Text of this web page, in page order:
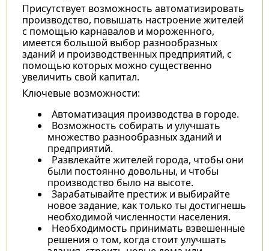
Присутствует возможность автоматизировать
производство, повышать настроение жителей
с помощью карнавалов и мороженного,
имеется большой выбор разнообразных
зданий и производственных предприятий, с
помощью которых можно существенно
увеличить свой капитал.
Ключевые возможности:
Автоматизация производства в городе.
Возможность собирать и улучшать
множество разнообразных зданий и
предприятий.
Развлекайте жителей города, чтобы они
были постоянно довольны, и чтобы
производство было на высоте.
Зарабатывайте престиж и выбирайте
новое задание, как только ты достигнешь
необходимой численности населения.
Необходимость принимать взвешенные
решения о том, когда стоит улучшать